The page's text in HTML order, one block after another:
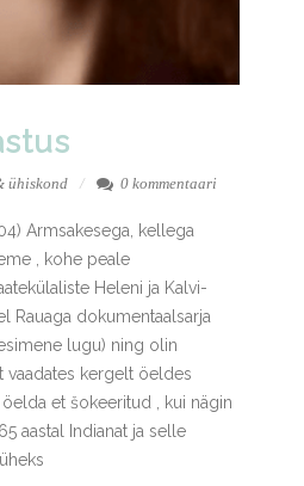
ühiskond 0 kommentaari
Armsakesega, kellega
, kohe peale
Heleni ja Kalvi-
Rauaga dokumentaalsarja
lugu) ning olin
vaadates kergelt öeldes
et šokeeritud , kui nägin
aastal Indianat ja selle